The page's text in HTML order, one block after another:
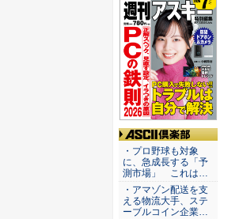
ASCII倶楽部
・プロ野球も対象
に、急成長する「予
測市場」 これは…
・アマゾン配送を支
える物流大手、ステ
ーブルコイン企業…